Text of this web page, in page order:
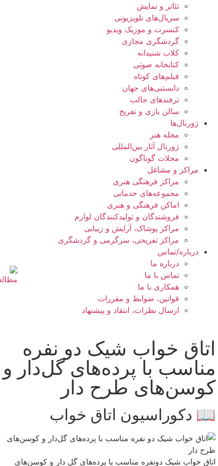
تئاتر و نمایش
سریال‌های تلویزیونی
کنسرت و موزیک ویدیو
گردشگری مجازی
کلاب شنیدانه
کتابخانه صوتی
فیلم‌های کوتاه
دانستنی‌های جهان
ترفندهای جالب
سالن بازی و تفریح
ژورنال‌ها
مجله هنر
ژورنال آثار بین‌المللی
مجلات گوناگون
مراکز و مشاغل
مراکز فرهنگی هنری
مجموعه‌های خدماتی
اماکن فرهنگی و هنری
فروشندگان و تولیدکنندگان لوازم
مراکز پوشاک، آرایش و زیبایی
مراکز تفریحی، سرگرمی و گردشگری
درباره/تماس
درباره ما
تماس با ما
همکاری با ما
قوانین، ضوابط و مقررات
ارسال نظرات، انتقاد و پیشنهاد
اتاق خواب شیک دو نفره
مناسب با پرده‌های گل‌دار و
کوسن‌های طرح دار
📖 دکوراسیون اتاق خواب
اتاق خواب شیک دونفره مناسب با پرده‌های گل دار و کوسن‌های